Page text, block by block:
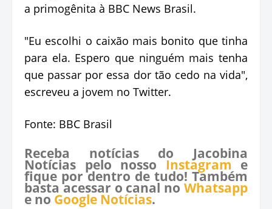
a primogênita à BBC News Brasil.
"Eu escolhi o caixão mais bonito que tinha
para ela. Espero que ninguém mais tenha
que passar por essa dor tão cedo na vida",
escreveu a jovem no Twitter.
Fonte: BBC Brasil
Receba notícias do Jacobina
Notícias pelo nosso Instagram e
fique por dentro de tudo! Também
basta acessar o canal no Whatsapp
e no Google Notícias.